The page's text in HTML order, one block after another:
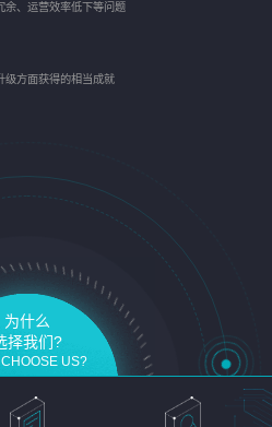
余、运营效率低下等问题
级方面获得的相当成就
为什么
择我们?
US?